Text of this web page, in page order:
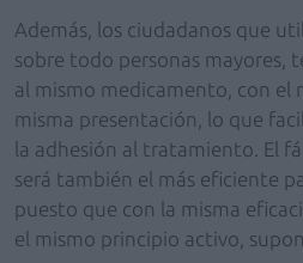
Además, los ciudadanos que
sobre todo personas mayores,
al mismo medicamento, con el
misma presentación, lo que
la adhesión al tratamiento. El
será también el más eficiente
puesto que con la misma
el mismo principio activo,